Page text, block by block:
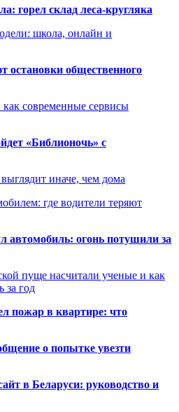
горел склад леса-кругляка
школа, онлайн и
остановки общественного
как современные сервисы
«Библионочь» с
иначе, чем дома
где водители теряют
автомобиль: огонь потушили за
пуще насчитали ученые и как
за год
пожар в квартире: что
о попытке увезти
в Беларуси: руководство и